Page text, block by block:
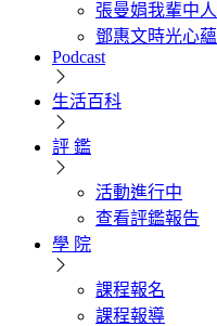
張曼娟我輩中人
鄧惠文時光心蘊
Podcast
生活百科
評 鑑
活動進行中
查看評鑑報告
學 院
課程報名
課程報導